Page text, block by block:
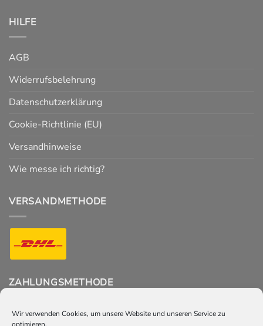
Wir verwenden Cookies, um unsere Website und unseren Service zu
HILFE
AGB
Widerrufsbelehrung
Datenschutzerklärung
Cookie-Richtlinie (EU)
Versandhinweise
Wie messe ich richtig?
VERSANDMETHODE
ZAHLUNGSMETHODE